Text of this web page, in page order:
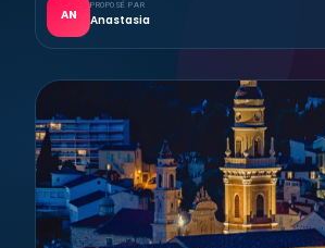
AN
PROPOSÉ PAR
Anastasia